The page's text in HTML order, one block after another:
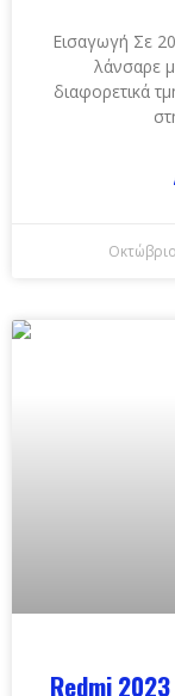
Εισαγωγή Σε
λάνσαρε
διαφορετικά
Redmi